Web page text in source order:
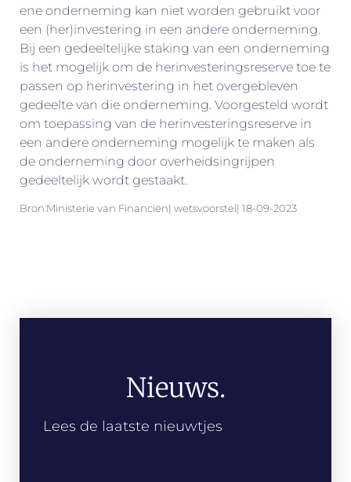
ene onderneming kan niet worden gebruikt voor
een (her)investering in een andere onderneming.
Bij een gedeeltelijke staking van een onderneming
is het mogelijk om de herinvesteringsreserve toe te
passen op herinvestering in het overgebleven
gedeelte van die onderneming. Voorgesteld wordt
om toepassing van de herinvesteringsreserve in
een andere onderneming mogelijk te maken als
de onderneming door overheidsingrijpen
gedeeltelijk wordt gestaakt.
Bron:Ministerie van Financiën| wetsvoorstel| 18-09-2023
Nieuws.
Lees de laatste nieuwtjes